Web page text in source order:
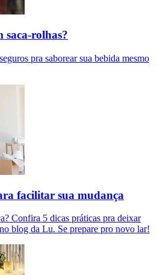
saca-rolhas?
pra saborear sua bebida mesmo
facilitar sua mudança
Confira 5 dicas práticas pra deixar
blog da Lu. Se prepare pro novo lar!